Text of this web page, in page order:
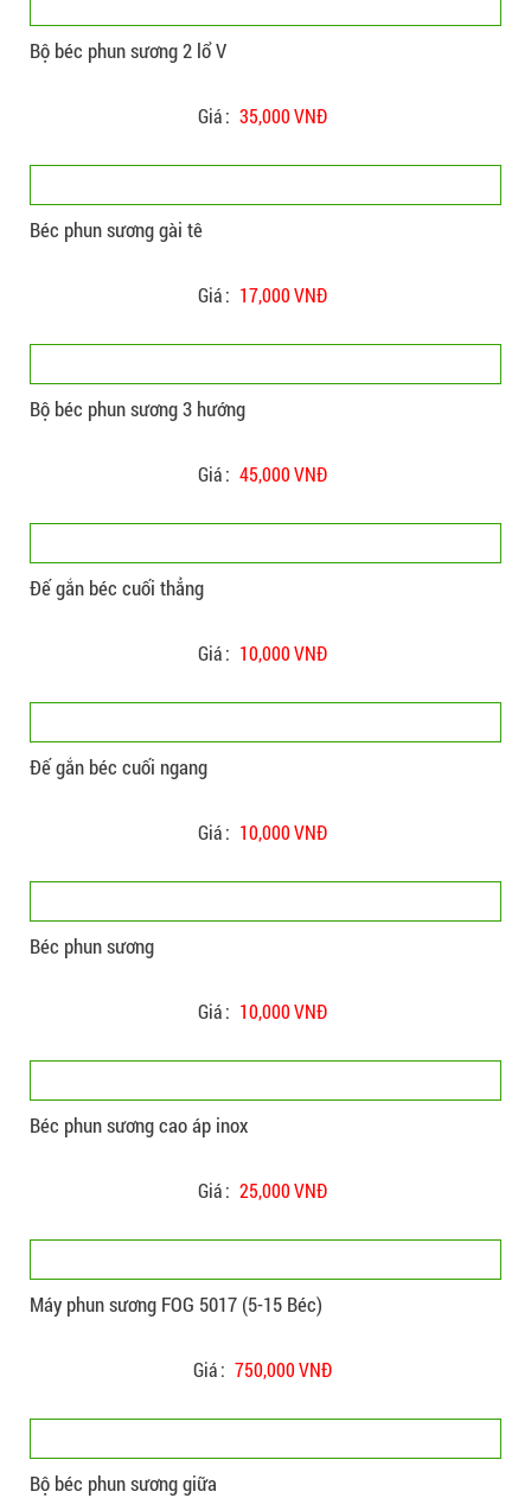
Bộ béc phun sương 2 lổ V
Giá : 35,000 VNĐ
Béc phun sương gài tê
Giá : 17,000 VNĐ
Bộ béc phun sương 3 hướng
Giá : 45,000 VNĐ
Đế gắn béc cuối thẳng
Giá : 10,000 VNĐ
Đế gắn béc cuối ngang
Giá : 10,000 VNĐ
Béc phun sương
Giá : 10,000 VNĐ
Béc phun sương cao áp inox
Giá : 25,000 VNĐ
Máy phun sương FOG 5017 (5-15 Béc)
Giá : 750,000 VNĐ
Bộ béc phun sương giữa